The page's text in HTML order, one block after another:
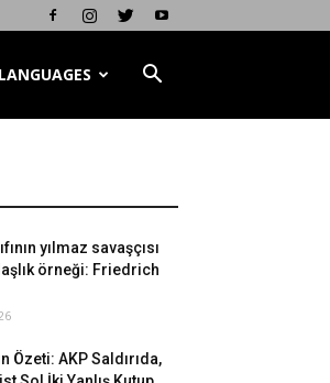
LANGUAGES
yılmaz savaşçısı
örneği: Friedrich
Özeti: AKP Saldırıda,